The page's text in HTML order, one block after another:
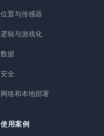
位置与传感器
逻辑与游戏化
数据
安全
网络和本地部署
使用案例